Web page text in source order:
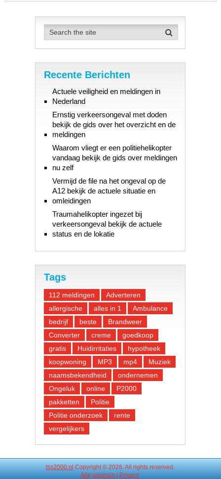
Recente Berichten
Actuele veiligheid en meldingen in
Nederland
Ernstig verkeersongeval met doden
bekijk de gids over het overzicht en de
meldingen
Waarom vliegt er een politiehelikopter
vandaag bekijk de gids over meldingen
nu zelf
Vermijd de file na het ongeval op de
A12 bekijk de actuele situatie en
omleidingen
Traumahelikopter ingezet bij
verkeersongeval bekijk de actuele
status en de lokatie
Tags
112 meldingen
Adverteren
allergische
alles in 1
Ambulance
bedrijf
beste
Brandweer
Converter
creme
goedkoop
gratis
Huidirritaties
hypotheek
koopwoning
MP3 mp4
Muziek
naamsbekendheid
ondernemen
Ongeluk
online
P2000
pakketten
Politie
Politie onderzoek
rente
vergelijkers
tss2000.nl Copyright © 2026. All rights reserved.
Alle pagina's| Privacy